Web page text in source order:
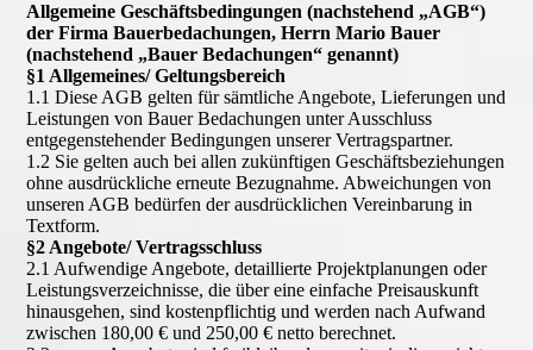
Allgemeine Geschäftsbedingungen (nachstehend „AGB“)
der Firma Bauerbedachungen, Herrn Mario Bauer
(nachstehend „Bauer Bedachungen“ genannt)
§1 Allgemeines/ Geltungsbereich
1.1 Diese AGB gelten für sämtliche Angebote, Lieferungen und
Leistungen von Bauer Bedachungen unter Ausschluss
entgegenstehender Bedingungen unserer Vertragspartner.
1.2 Sie gelten auch bei allen zukünftigen Geschäftsbeziehungen
ohne ausdrückliche erneute Bezugnahme. Abweichungen von
unseren AGB bedürfen der ausdrücklichen Vereinbarung in
Textform.
§2 Angebote/ Vertragsschluss
2.1 Aufwendige Angebote, detaillierte Projektplanungen oder
Leistungsverzeichnisse, die über eine einfache Preisauskunft
hinausgehen, sind kostenpflichtig und werden nach Aufwand
zwischen 180,00 € und 250,00 € netto berechnet.